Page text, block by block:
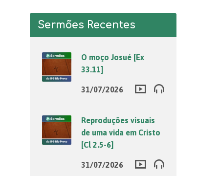
Sermões Recentes
O moço Josué [Ex
33.11]
31/07/2026
Reproduções visuais
de uma vida em Cristo
[Cl 2.5-6]
31/07/2026